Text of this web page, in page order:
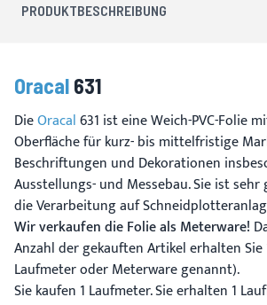
PRODUKTBESCHREIBUNG
Oracal 631
DieOracal631 ist eine Weich-PVC-Folie
Oberfläche für kurz- bis mittelfristige
Beschriftungen und Dekorationen
Ausstellungs- und Messebau. Sie ist
die Verarbeitung auf
Wir verkaufen die Folie als Meterware!
Anzahl der gekauften Artikel erhalten Sie
Laufmeter oder Meterware genannt).
Sie kaufen 1 Laufmeter. Sie erhalten 1